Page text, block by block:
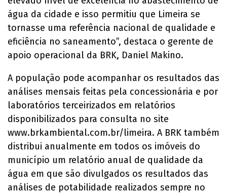
água da cidade e isso permitiu que Limeira se
tornasse uma referência nacional de qualidade e
eficiência no saneamento”, destaca o gerente de
apoio operacional da BRK, Daniel Makino.
A população pode acompanhar os resultados das
análises mensais feitas pela concessionária e por
laboratórios terceirizados em relatórios
disponibilizados para consulta no site
www.brkambiental.com.br/limeira. A BRK também
distribui anualmente em todos os imóveis do
município um relatório anual de qualidade da
água em que são divulgados os resultados das
análises de potabilidade realizados sempre no